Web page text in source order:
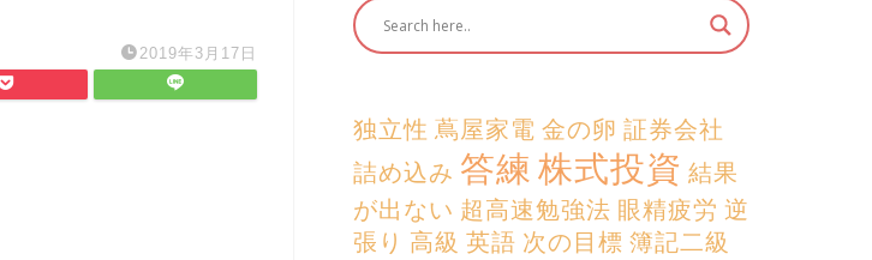
2019年3月17日
独立性 蔦屋家電 金の卵 証券会社
詰め込み 答練 株式投資 結果
が出ない 超高速勉強法 眼精疲労 逆
張り 高級 英語 次の目標 簿記二級